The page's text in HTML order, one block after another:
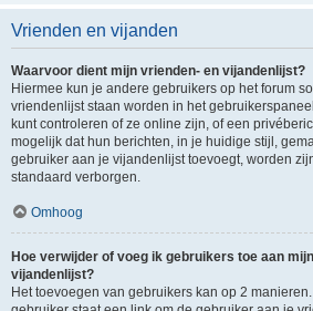
Vrienden en vijanden
Waarvoor dient mijn vrienden- en vijandenlijst?
Hiermee kun je andere gebruikers op het forum
vriendenlijst staan worden in het
kunt controleren of ze online zijn, of een
mogelijk dat hun berichten, in je huidige stijl,
gebruiker aan je vijandenlijst toevoegt, worden
standaard verborgen.
Omhoog
Hoe verwijder of voeg ik gebruikers toe aan
vijandenlijst?
Het toevoegen van gebruikers kan op 2